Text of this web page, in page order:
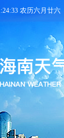
农历六月廿六